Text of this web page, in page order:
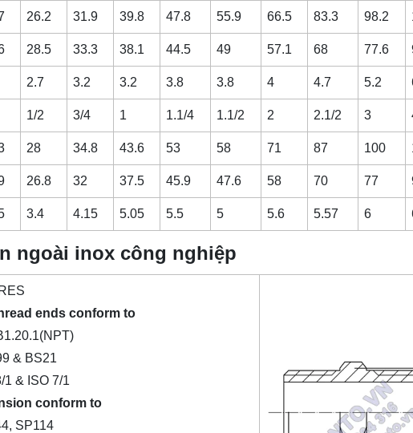
26.2 31.9 39.8 47.8 55.9 66.5 83.3 98.2
28.5 33.3 38.1 44.5 49 57.1 68 77.6
2.7 3.2 3.2 3.8 3.8 4 4.7 5.2
1/2 3/4 1 1.1/4 1.1/2 2 2.1/2 3
28 34.8 43.6 53 58 71 87 100
26.8 32 37.5 45.9 47.6 58 70 77
3.4 4.15 5.05 5.5 5 5.6 5.57 6
ngoài inox công nghiệp
ends conform to
& BS21
1 & ISO 7/1
conform to
SP114